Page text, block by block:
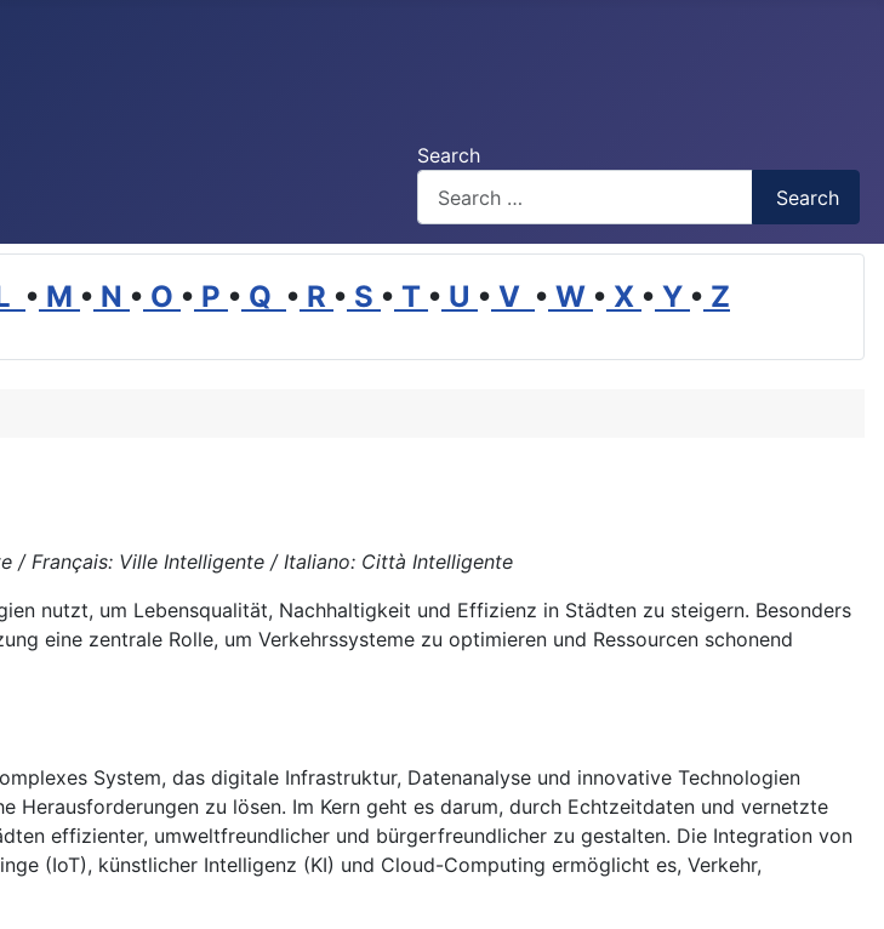
Search
Search
• M • N • O • P • Q • R • S • T • U • V • W • X • Y • Z
/ Français: Ville Intelligente / Italiano: Città Intelligente
nutzt, um Lebensqualität, Nachhaltigkeit und Effizienz in Städten zu steigern. Besonders
eine zentrale Rolle, um Verkehrssysteme zu optimieren und Ressourcen schonend
System, das digitale Infrastruktur, Datenanalyse und innovative Technologien
Herausforderungen zu lösen. Im Kern geht es darum, durch Echtzeitdaten und vernetzte
effizienter, umweltfreundlicher und bürgerfreundlicher zu gestalten. Die Integration von
(IoT), künstlicher Intelligenz (KI) und Cloud-Computing ermöglicht es, Verkehr,